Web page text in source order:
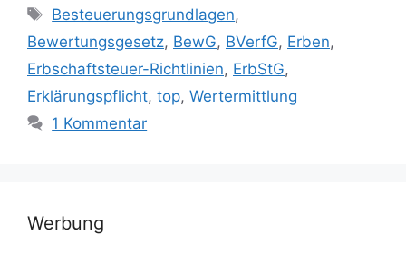
Schlagwörter
Besteuerungsgrundlagen,
Bewertungsgesetz, BewG, BVerfG, Erben,
Erbschaftsteuer-Richtlinien, ErbStG,
Erklärungspflicht, top, Wertermittlung
1 Kommentar
Werbung